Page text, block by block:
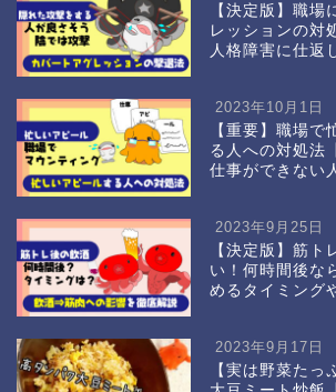
【決定版】職場
レッションの対
人格障害に仕返
2023年10月1日
【重要】職場で
る人への対処法
仕事ができない
2023年9月25日
【決定版】筋ト
い！何時間後な
めるタイミング
2023年9月17日
【実は野菜たっ